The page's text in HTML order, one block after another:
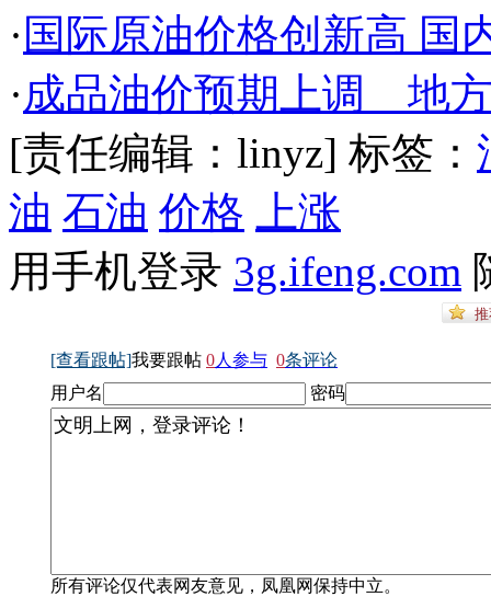
· 国际原油价格创新高 国
·成品油价预期上调 地
[责任编辑：linyz] 标签：
油 石油 价格
上涨
用手机登录 3g.ifeng.com
[查看跟帖]我要跟帖 0人参与 0条评论
用户名
密码
所有评论仅代表网友意见，凤凰网保持中立。